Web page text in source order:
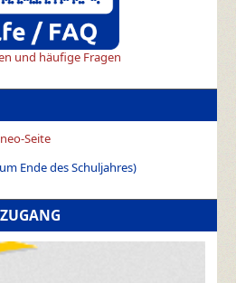
und häufige Fragen
Seite
Ende des Schuljahres)